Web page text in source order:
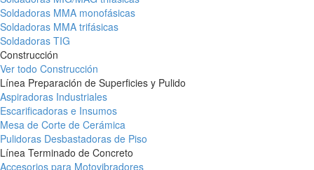
Soldadoras MMA monofásicas
Soldadoras MMA trifásicas
Soldadoras TIG
Construcción
Ver todo Construcción
Línea Preparación de Superficies y Pulido
Aspiradoras Industriales
Escarificadoras e Insumos
Mesa de Corte de Cerámica
Pulidoras Desbastadoras de Piso
Línea Terminado de Concreto
Accesorios para Motovibradores